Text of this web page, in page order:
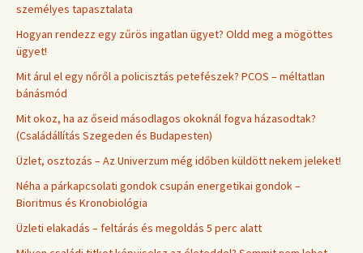
személyes tapasztalata
Hogyan rendezz egy zűrös ingatlan ügyet? Oldd meg a mögöttes
ügyet!
Mit árul el egy nőről a policisztás petefészek? PCOS – méltatlan
bánásmód
Mit okoz, ha az őseid másodlagos okoknál fogva házasodtak?
(Családállítás Szegeden és Budapesten)
Üzlet, osztozás – Az Univerzum még időben küldött nekem jeleket!
Néha a párkapcsolati gondok csupán energetikai gondok –
Bioritmus és Kronobiológia
Üzleti elakadás – feltárás és megoldás 5 perc alatt